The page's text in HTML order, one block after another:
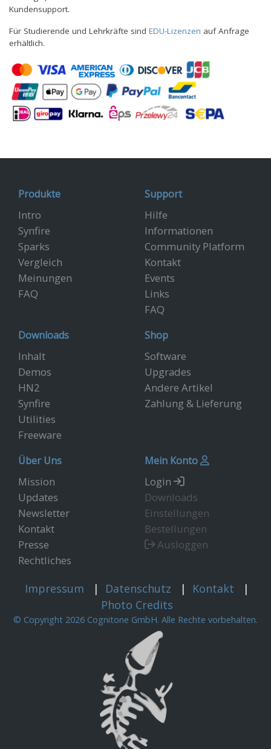
Kundensupport.
Für Studierende und Lehrkräfte sind EDU-Lizenzen auf Anfrage
erhältlich.
Produkte
Intro
Synfire
Sparks
Vergleich
Meinungen
FAQ
Support
Hilfe
Informationen
Community Platform
Kontakt
Events
Links
FAQ
Downloads
Inhalt
Demos
HN2
Synfire
Utilities
Freeware
Shop
Software
Upgrades
Andere Artikel
Zahlung & Lieferung
Über Uns
Mission
Updates
Newsletter
Kontakt
Presse
Rechtliches
Mein Konto
Login
Downloads
Einstellungen
Bestellungen
Ausloggen
Impressum | Datenschutz | Kontakt
|
Photo Credits
© Copyright 2026 Cognitone GmbH. Alle Rechte vorbehalten.